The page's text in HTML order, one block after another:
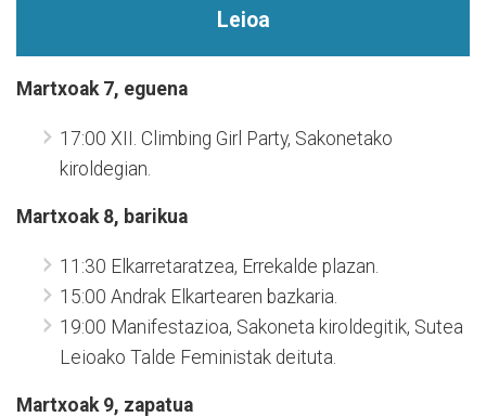
Leioa
Martxoak 7, eguena
17:00 XII. Climbing Girl Party, Sakonetako
kiroldegian.
Martxoak 8, barikua
11:30 Elkarretaratzea, Errekalde plazan.
15:00 Andrak Elkartearen bazkaria.
19:00 Manifestazioa, Sakoneta kiroldegitik, Sutea
Leioako Talde Feministak deituta.
Martxoak 9, zapatua